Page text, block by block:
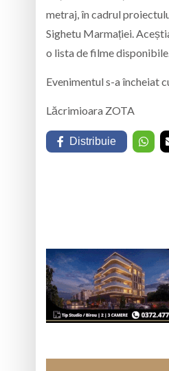
metraj, în cadrul
Sighetu Marmației.
o lista de filme
Evenimentul s-a încheiat
Lăcrimioara ZOTA
Distribuie